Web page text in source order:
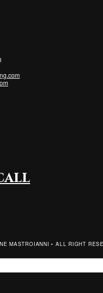
MASTROIANNI • ALL RIGHT